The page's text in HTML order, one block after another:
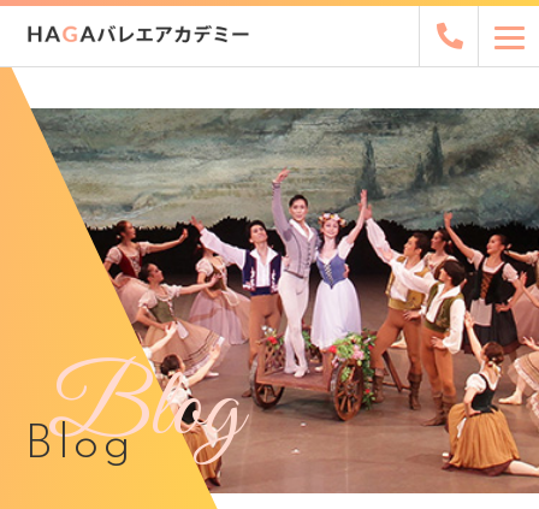
Blog
Blog